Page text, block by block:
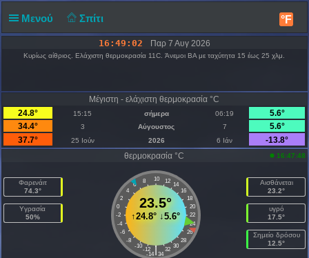
Μενού Σπίτι °F
16:49:02 Παρ 7 Αυγ 2026
Κυρίως αίθριος. Ελάχιστη θερμοκρασία 11C. Άνεμοι ΒΑ με ταχύτητα 15 έως 25 χλμ.
Μέγιστη - ελάχιστη θερμοκρασία °C
24.8°
15:15 σήμερα 06:19
5.6°
34.4°
3 Αύγουστος 7
5.6°
37.7°
25 Ιούν 2026 6 Ιάν
-13.8°
θερμοκρασία °C
16:47:48
Φαρενάιτ
74.3°
Υγρασία
50%
10
8 12
6
14
4
16
2
18
0
20
-2
22
-4
24
-6
26
-8
28
-10
30
-12 32
|
-14 34
23.5°
↑24.8° ↓5.6°
Αισθάνεται
23.2°
υγρό
17.5°
Σημείο δρόσου
12.5°